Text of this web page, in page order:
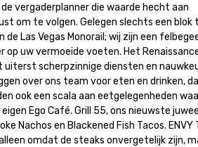
vergaderplanner die waarde hecht aan
om te volgen. Gelegen slechts een blok
Las Vegas Monorail; wij zijn een
uw vermoeide voeten. Het
scherpzinnige diensten en
over ons team voor eten en drinken,
ook een scala aan eetgelegenheden
Ego Café. Grill 55, ons nieuwste
Nachos en Blackened Fish Tacos. ENVY
omdat de steaks onvergetelijk zijn,